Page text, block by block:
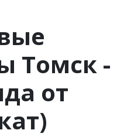
Томск -
от